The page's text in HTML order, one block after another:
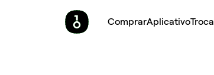
ComprarAplicativoTroca